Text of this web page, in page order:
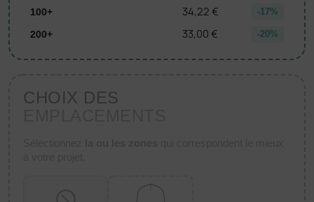
100+ 34,22 € -17%
200+ 33,00 € -20%
CHOIX DES